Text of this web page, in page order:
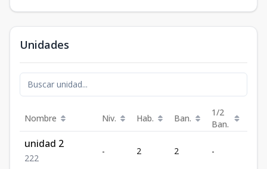
Unidades
Nombre Niv. Hab. Ban.
1/2
Ban.
unidad 2
222
- 2 2 -